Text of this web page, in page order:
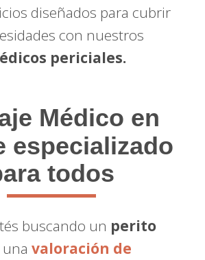
diseñados para cubrir
con nuestros
periciales.
Médico en
especializado
todos
buscando un perito
unavaloración de